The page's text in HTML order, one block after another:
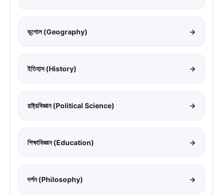
ভূগোল (Geography) →
ইতিহাস (History) →
রাষ্ট্রবিজ্ঞান (Political Science) →
শিক্ষাবিজ্ঞান (Education) →
দর্শন (Philosophy) →